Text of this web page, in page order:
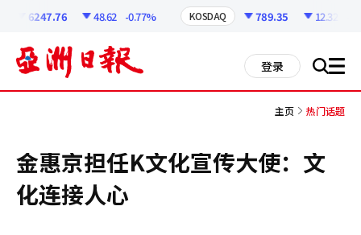
6247.76 48.62 -0.77% KOSDAQ 789.35 12.32
登录 搜 all
主页 热门话题
金惠京担任K文化宣传大使：文
化连接人心